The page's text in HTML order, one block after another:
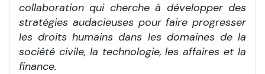
collaboration qui cherche à développer des
stratégies audacieuses pour faire progresser
les droits humains dans les domaines de la
société civile, la technologie, les affaires et la
finance.